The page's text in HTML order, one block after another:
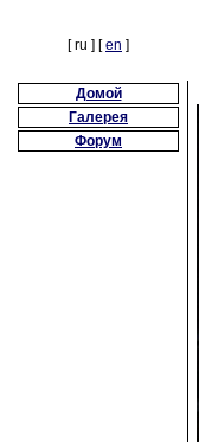
[ ru ] [en ]
Домой
Галерея
Форум